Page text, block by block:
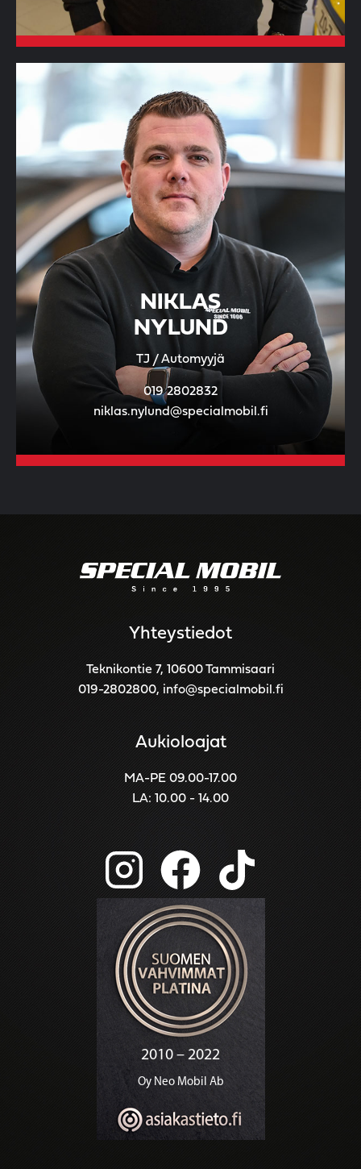
NIKLAS
NYLUND
TJ / Automyyjä
019 2802832
niklas.nylund@specialmobil.fi
Yhteystiedot
Teknikontie 7, 10600 Tammisaari
019-2802800, info@specialmobil.fi
Aukioloajat
MA-PE 09.00-17.00
LA: 10.00 - 14.00